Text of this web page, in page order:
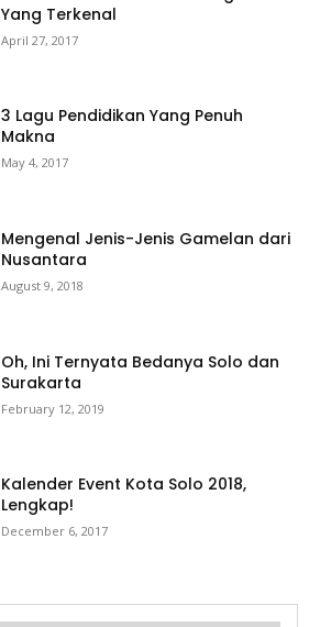
Yang Terkenal
April 27, 2017
3 Lagu Pendidikan Yang Penuh
Makna
May 4, 2017
Mengenal Jenis-Jenis Gamelan dari
Nusantara
August 9, 2018
Oh, Ini Ternyata Bedanya Solo dan
Surakarta
February 12, 2019
Kalender Event Kota Solo 2018,
Lengkap!
December 6, 2017